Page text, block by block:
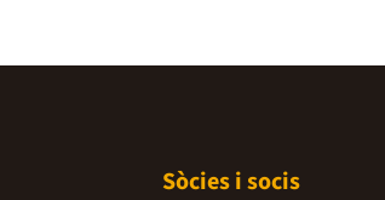
Sòcies i socis